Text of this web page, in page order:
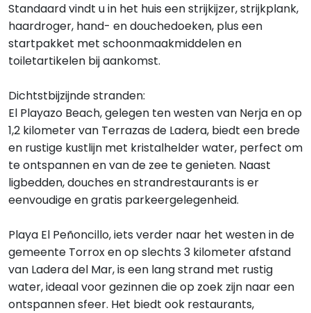
Standaard vindt u in het huis een strijkijzer, strijkplank,
haardroger, hand- en douchedoeken, plus een
startpakket met schoonmaakmiddelen en
toiletartikelen bij aankomst.
Dichtstbijzijnde stranden:
El Playazo Beach, gelegen ten westen van Nerja en op
1,2 kilometer van Terrazas de Ladera, biedt een brede
en rustige kustlijn met kristalhelder water, perfect om
te ontspannen en van de zee te genieten. Naast
ligbedden, douches en strandrestaurants is er
eenvoudige en gratis parkeergelegenheid.
Playa El Peñoncillo, iets verder naar het westen in de
gemeente Torrox en op slechts 3 kilometer afstand
van Ladera del Mar, is een lang strand met rustig
water, ideaal voor gezinnen die op zoek zijn naar een
ontspannen sfeer. Het biedt ook restaurants,